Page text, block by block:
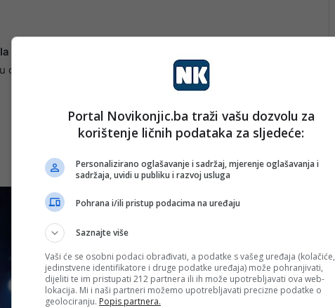
se koncertom sarajevskih repera Sajfera i Cunamija
programa obilježavanja Dana Općine Novo Sarajevo.
Portal Novikonjic.ba traži vašu dozvolu za
korištenje ličnih podataka za sljedeće:
Personalizirano oglašavanje i sadržaj, mjerenje oglašavanja i
sadržaja, uvidi u publiku i razvoj usluga
Pohrana i/ili pristup podacima na uređaju
Saznajte više
Vaši će se osobni podaci obrađivati, a podatke s vašeg uređaja (kolačiće,
jedinstvene identifikatore i druge podatke uređaja) može pohranjivati,
dijeliti te im pristupati 212 partnera ili ih može upotrebljavati ova web-
lokacija. Mi i naši partneri možemo upotrebljavati precizne podatke o
geolociranju. Popis partnera.